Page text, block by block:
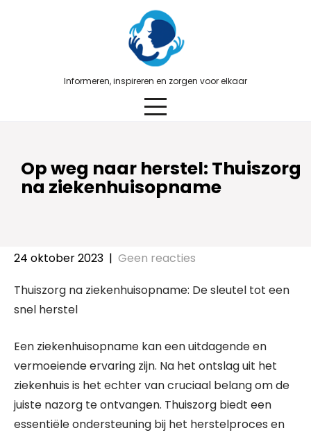
Informeren, inspireren en zorgen voor elkaar
Op weg naar herstel: Thuiszorg
na ziekenhuisopname
24 oktober 2023 | Geen reacties
Thuiszorg na ziekenhuisopname: De sleutel tot een
snel herstel
Een ziekenhuisopname kan een uitdagende en
vermoeiende ervaring zijn. Na het ontslag uit het
ziekenhuis is het echter van cruciaal belang om de
juiste nazorg te ontvangen. Thuiszorg biedt een
essentiële ondersteuning bij het herstelproces en